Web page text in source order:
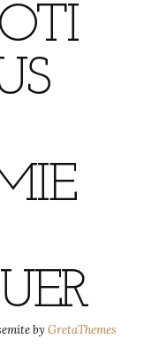
by GretaThemes